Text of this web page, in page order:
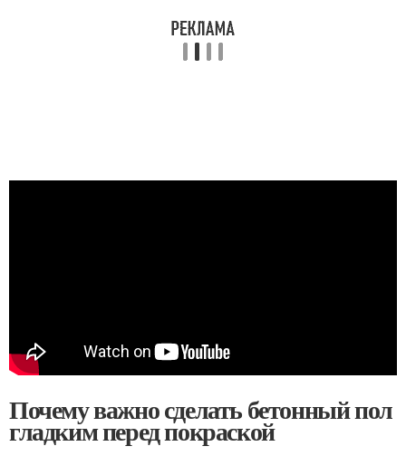
Почему важно сделать бетонный пол
гладким перед покраской